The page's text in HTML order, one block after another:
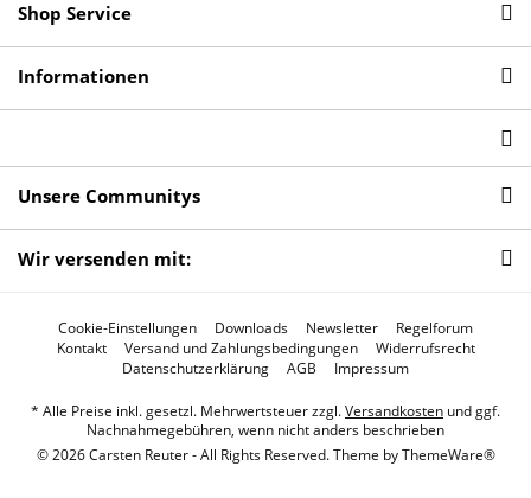
Shop Service
Informationen
Unsere Communitys
Wir versenden mit:
Cookie-Einstellungen Downloads Newsletter
Regelforum
Kontakt
Versand und Zahlungsbedingungen
Widerrufsrecht
Datenschutzerklärung
AGB Impressum
* Alle Preise inkl. gesetzl. Mehrwertsteuer zzgl.Versandkosten und ggf.
Nachnahmegebühren, wenn nicht anders beschrieben
© 2026 Carsten Reuter - All Rights Reserved. Theme byThemeWare®